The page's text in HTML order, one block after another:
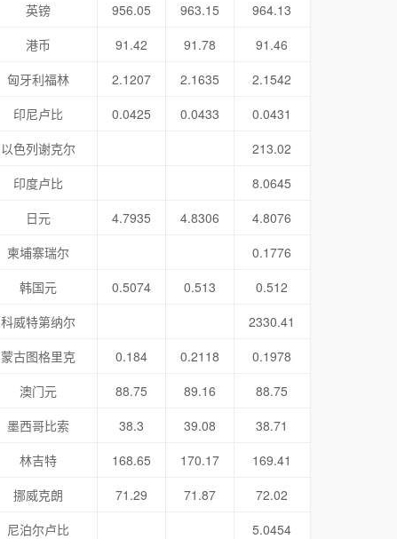
英镑
956.05 963.15
964.13
港币
91.42 91.78
91.46
匈牙利福林
2.1207 2.1635
2.1542
印尼卢比
0.0425 0.0433
0.0431
以色列谢克尔
213.02
印度卢比
8.0645
日元
4.7935 4.8306
4.8076
柬埔寨瑞尔
0.1776
韩国元
0.5074 0.513
0.512
科威特第纳尔
2330.41
蒙古图格里克
0.184 0.2118
0.1978
澳门元
88.75 89.16
88.75
墨西哥比索
38.3 39.08
38.71
林吉特
168.65 170.17
169.41
挪威克朗
71.29 71.87
72.02
尼泊尔卢比
5.0454